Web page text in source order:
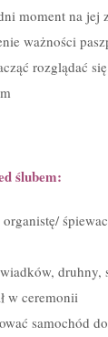
moment na jej
ważności
rozglądać
ślubem:
druhny,
w ceremonii
samochód